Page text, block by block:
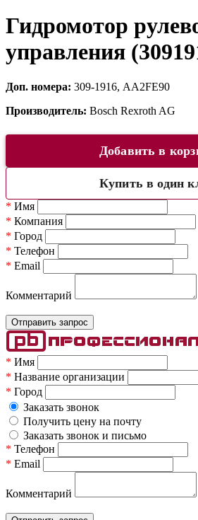
Гидромотор
управления
Доп. номера: 309-1916, AA2FE90
Производитель: Bosch Rexroth AG
Добавить в
Купить в один
* Имя
* Компания
* Город
* Телефон
* Email
Комментарий
* Имя
* Название организации
* Город
Заказать звонок
Получить цену на почту
Заказать звонок и письмо
* Телефон
* Email
Комментарий